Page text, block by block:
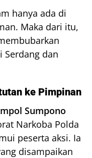
hanya ada di
Maka dari itu,
dan
ke Pimpinan
Sumpono
Narkoba Polda
peserta aksi. Ia
disampaikan